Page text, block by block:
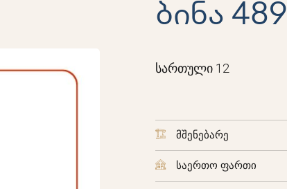
ბინა 489
სართული 12
მშენებარე
საერთო ფართი